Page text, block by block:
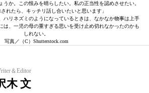
うか。この恨みを晴らしたい。私の正当性を認めさせたい。
れたら、キッチリ話し合いたいと思います」
ハリネズミのようになっているときは、なかなか物事は上手
は、一児の母の重すぎる思いを受け止め切れなかったのかも
しれない。
写真／（C）Shutterstock.com
＆Editor
木 文